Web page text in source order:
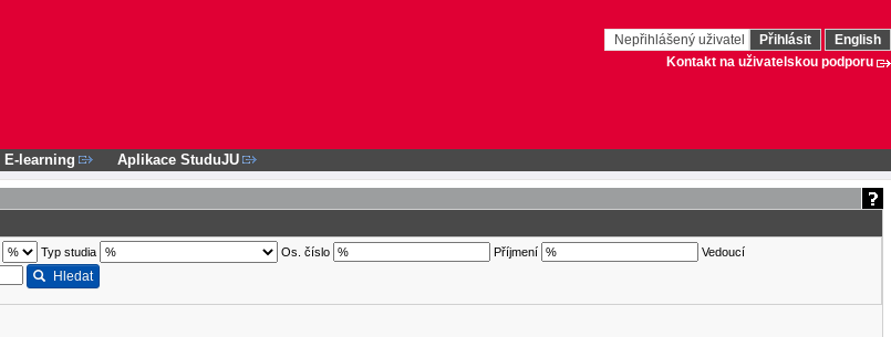
Nepřihlášený uživatel Přihlásit
English
Kontakt na uživatelskou podporu
E-learning Aplikace StuduJU
Typ studia Os. číslo Příjmení
Vedoucí
Hledat